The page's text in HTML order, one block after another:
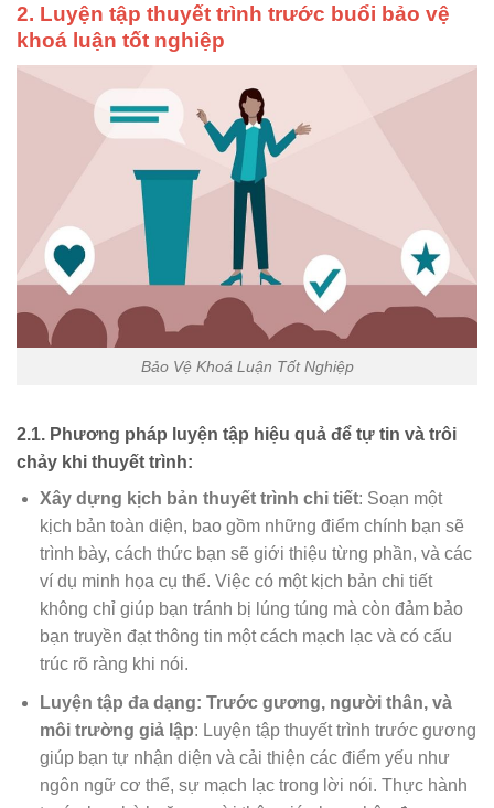
2. Luyện tập thuyết trình trước buổi bảo vệ
khoá luận tốt nghiệp
Bảo Vệ Khoá Luận Tốt Nghiệp
2.1. Phương pháp luyện tập hiệu quả để tự tin và trôi
chảy khi thuyết trình:
Xây dựng kịch bản thuyết trình chi tiết: Soạn một
kịch bản toàn diện, bao gồm những điểm chính bạn sẽ
trình bày, cách thức bạn sẽ giới thiệu từng phần, và các
ví dụ minh họa cụ thể. Việc có một kịch bản chi tiết
không chỉ giúp bạn tránh bị lúng túng mà còn đảm bảo
bạn truyền đạt thông tin một cách mạch lạc và có cấu
trúc rõ ràng khi nói.
Luyện tập đa dạng: Trước gương, người thân, và
môi trường giả lập: Luyện tập thuyết trình trước gương
giúp bạn tự nhận diện và cải thiện các điểm yếu như
ngôn ngữ cơ thể, sự mạch lạc trong lời nói. Thực hành